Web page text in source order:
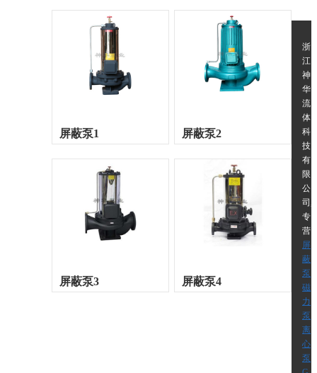
屏蔽泵1 屏蔽泵2
屏蔽泵3 屏蔽泵4
浙
江
神
华
流
体
科
技
有
限
公
司,
专
营
屏
蔽
泵
磁
力
泵
离
心
泵